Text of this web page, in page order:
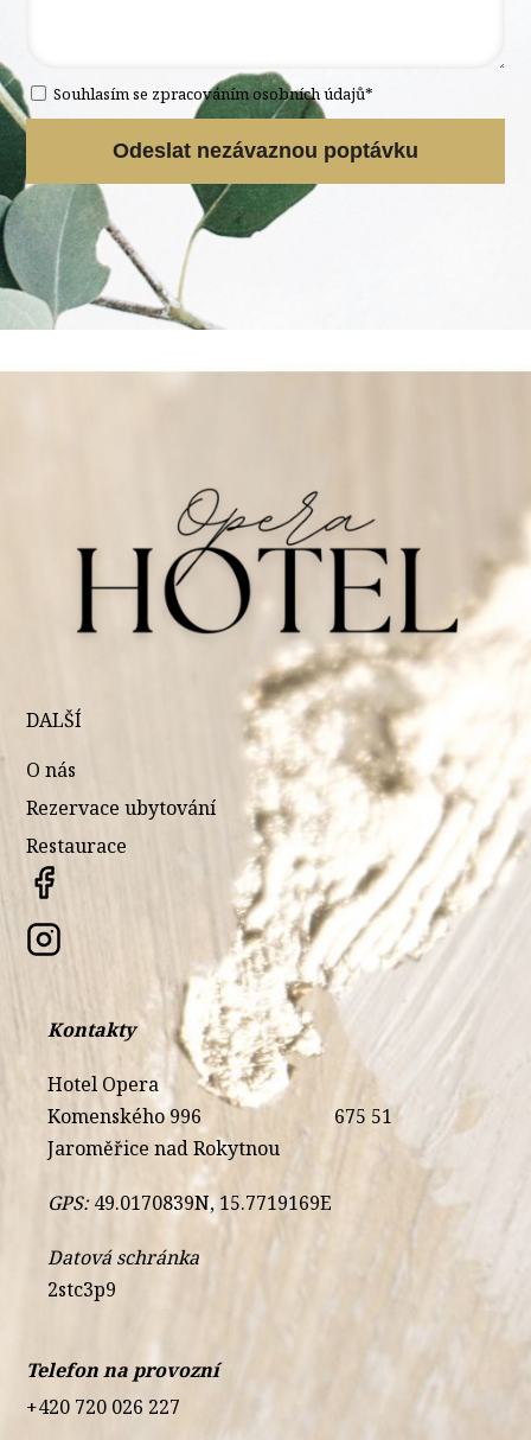
Souhlasím se zpracováním osobních údajů*
Odeslat nezávaznou poptávku
DALŠÍ
O nás
Rezervace ubytování
Restaurace
Kontakty
Hotel Opera
Komenského 996 675 51
Jaroměřice nad Rokytnou
GPS:49.0170839N, 15.7719169E
Datová schránka
2stc3p9
Telefon na provozní
+420 720 026 227